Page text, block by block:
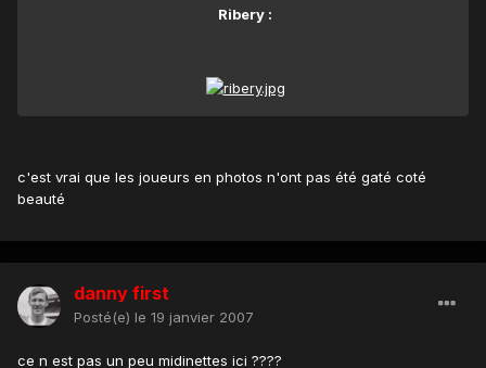
Ribery :
c'est vrai que les joueurs en photos n'ont pas été gaté coté
beauté
danny first
Posté(e) le 19 janvier 2007
ce n est pas un peu midinettes ici ????